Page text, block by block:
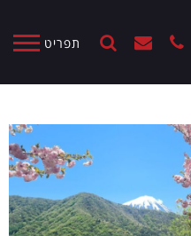
תפריט